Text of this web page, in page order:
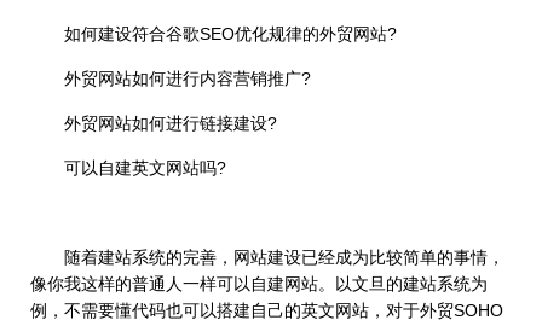
如何建设符合谷歌SEO优化规律的外贸网站?
外贸网站如何进行内容营销推广?
外贸网站如何进行链接建设?
可以自建英文网站吗?
随着建站系统的完善，网站建设已经成为比较简单的事情，
像你我这样的普通人一样可以自建网站。以文旦的建站系统为
例，不需要懂代码也可以搭建自己的英文网站，对于外贸SOHO